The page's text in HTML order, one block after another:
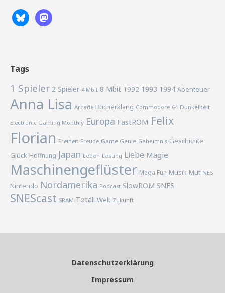
Tags
1 Spieler 2 Spieler 4 Mbit 8 Mbit 1992 1993 1994 Abenteuer
Anna Lisa Arcade Bücherklang Commodore 64 Dunkelheit
Electronic Gaming Monthly Europa FastROM Felix
Florian Freiheit Freude Game Genie Geheimnis Geschichte
Glück Hoffnung Japan Leben Lesung Liebe Magie
Maschinengeflüster Mega Fun Musik Mut NES
Nintendo Nordamerika Podcast SlowROM SNES
SNEScast SRAM Total! Welt Zukunft
Datenschutzerklärung
Impressum